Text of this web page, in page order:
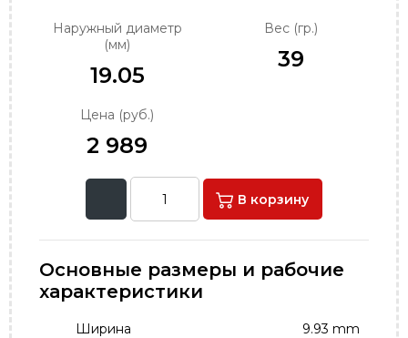
Наружный диаметр
(мм)
19.05
Вес (гр.)
39
Цена (руб.)
2 989
В корзину
Основные размеры и рабочие
характеристики
Ширина 9.93 mm